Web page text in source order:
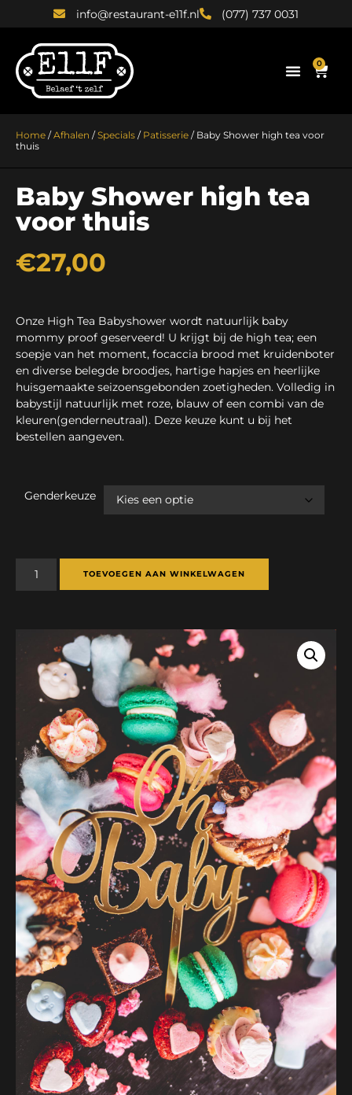
info@restaurant-e11f.nl (077) 737 0031
0
Home /Afhalen /Specials / Patisserie / Baby Shower high tea voor
thuis
Baby Shower high tea
voor thuis
€27,00
Onze High Tea Babyshower wordt natuurlijk baby
mommy proof geserveerd! U krijgt bij de high tea; een
soepje van het moment, focaccia brood met kruidenboter
en diverse belegde broodjes, hartige hapjes en heerlijke
huisgemaakte seizoensgebonden zoetigheden. Volledig in
babystijl natuurlijk met roze, blauw of een combi van de
kleuren(genderneutraal). Deze keuze kunt u bij het
bestellen aangeven.
Genderkeuze
TOEVOEGEN AAN WINKELWAGEN